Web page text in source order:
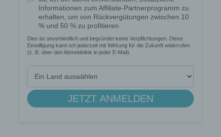
Zweck dieser Wiedererkennung ist es, den
Nutzern die Verwendung unserer Internetseite zu
erleichtern. Der Benutzer einer Internetseite, die
Cookies verwendet, muss beispielsweise nicht bei
jedem Besuch der Internetseite erneut seine
Internetseite und dem auf dem Computersystem
des Benutzers abgelegten Cookie übernommen
wird. Ein weiteres Beispiel ist das Cookie eines
Warenkorbes im Online-Shop. Der Online-Shop
merkt sich die Artikel, die ein Kunde in den